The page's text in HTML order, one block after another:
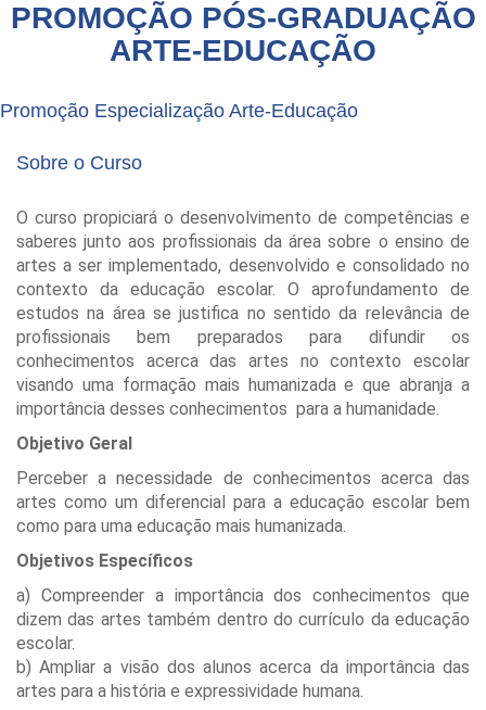
PROMOÇÃO PÓS-GRADUAÇÃO
ARTE-EDUCAÇÃO
Promoção Especialização Arte-Educação
Sobre o Curso
O curso propiciará o desenvolvimento de competências e
saberes junto aos profissionais da área sobre o ensino de
artes a ser implementado, desenvolvido e consolidado no
contexto da educação escolar. O aprofundamento de
estudos na área se justifica no sentido da relevância de
profissionais bem preparados para difundir os
conhecimentos acerca das artes no contexto escolar
visando uma formação mais humanizada e que abranja a
importância desses conhecimentos para a humanidade.
Objetivo Geral
Perceber a necessidade de conhecimentos acerca das
artes como um diferencial para a educação escolar bem
como para uma educação mais humanizada.
Objetivos Específicos
a) Compreender a importância dos conhecimentos que
dizem das artes também dentro do currículo da educação
escolar.
b) Ampliar a visão dos alunos acerca da importância das
artes para a história e expressividade humana.